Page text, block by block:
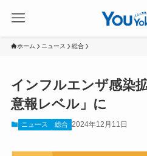
ホーム ニュース 総合
インフルエンザ感染
意報レベル」に
ニュース 総合 2024年12月11日